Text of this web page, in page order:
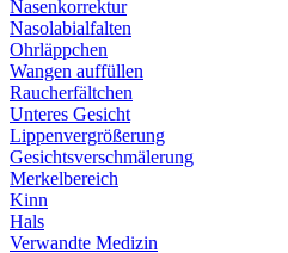
Nasenkorrektur
Nasolabialfalten
Ohrläppchen
Wangen auffüllen
Raucherfältchen
Unteres Gesicht
Lippenvergrößerung
Gesichtsverschmälerung
Merkelbereich
Kinn
Hals
Verwandte Medizin